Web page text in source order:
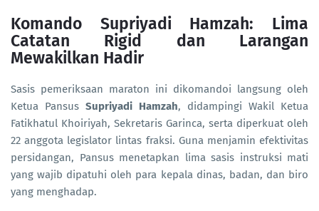
Komando Supriyadi Hamzah: Lima
Catatan Rigid dan Larangan
Mewakilkan Hadir
Sasis pemeriksaan maraton ini dikomandoi langsung oleh
Ketua Pansus Supriyadi Hamzah, didampingi Wakil Ketua
Fatikhatul Khoiriyah, Sekretaris Garinca, serta diperkuat oleh
22 anggota legislator lintas fraksi. Guna menjamin efektivitas
persidangan, Pansus menetapkan lima sasis instruksi mati
yang wajib dipatuhi oleh para kepala dinas, badan, dan biro
yang menghadap.